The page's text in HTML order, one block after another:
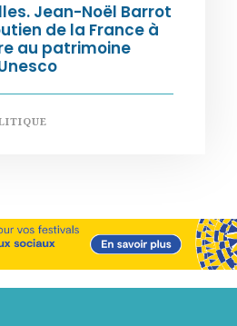
Jean-Noël Barrot
de la France à
au patrimoine